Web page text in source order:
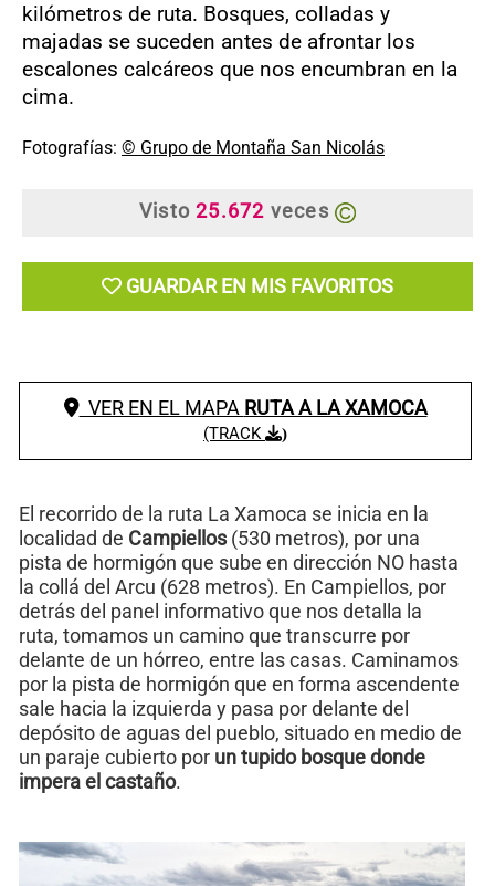
kilómetros de ruta. Bosques, colladas y
majadas se suceden antes de afrontar los
escalones calcáreos que nos encumbran en la
cima.
Fotografías: © Grupo de Montaña San Nicolás
Visto25.672 veces
GUARDAR EN MIS FAVORITOS
VER EN EL MAPA RUTA A LA XAMOCA
(TRACK )
El recorrido de la ruta La Xamoca se inicia en la
localidad de Campiellos(530 metros), por una
pista de hormigón que sube en dirección NO hasta
la collá del Arcu (628 metros). En Campiellos, por
detrás del panel informativo que nos detalla la
ruta, tomamos un camino que transcurre por
delante de un hórreo, entre las casas. Caminamos
por la pista de hormigón que en forma ascendente
sale hacia la izquierda y pasa por delante del
depósito de aguas del pueblo, situado en medio de
un paraje cubierto por un tupido bosque donde
impera el castaño.